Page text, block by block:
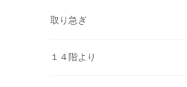
取り急ぎ
１４階より